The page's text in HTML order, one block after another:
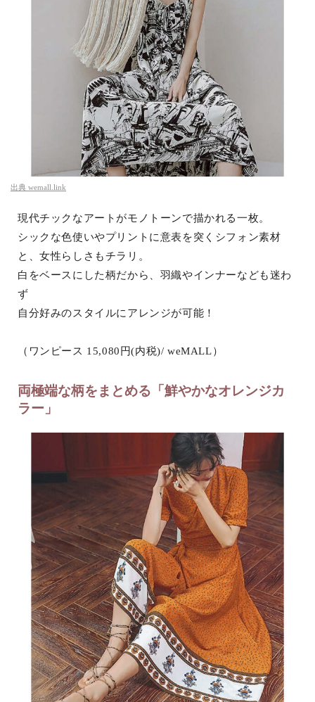
出典 wemall.link
現代チックなアートがモノトーンで描かれる一枚。
シックな色使いやプリントに意表を突くシフォン素材
と、女性らしさもチラリ。
白をベースにした柄だから、羽織やインナーなども迷わ
ず
自分好みのスタイルにアレンジが可能！
（ワンピース 15,080円(内税)/ weMALL）
両極端な柄をまとめる「鮮やかなオレンジカ
ラー」